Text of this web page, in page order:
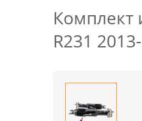
Комплект
R231